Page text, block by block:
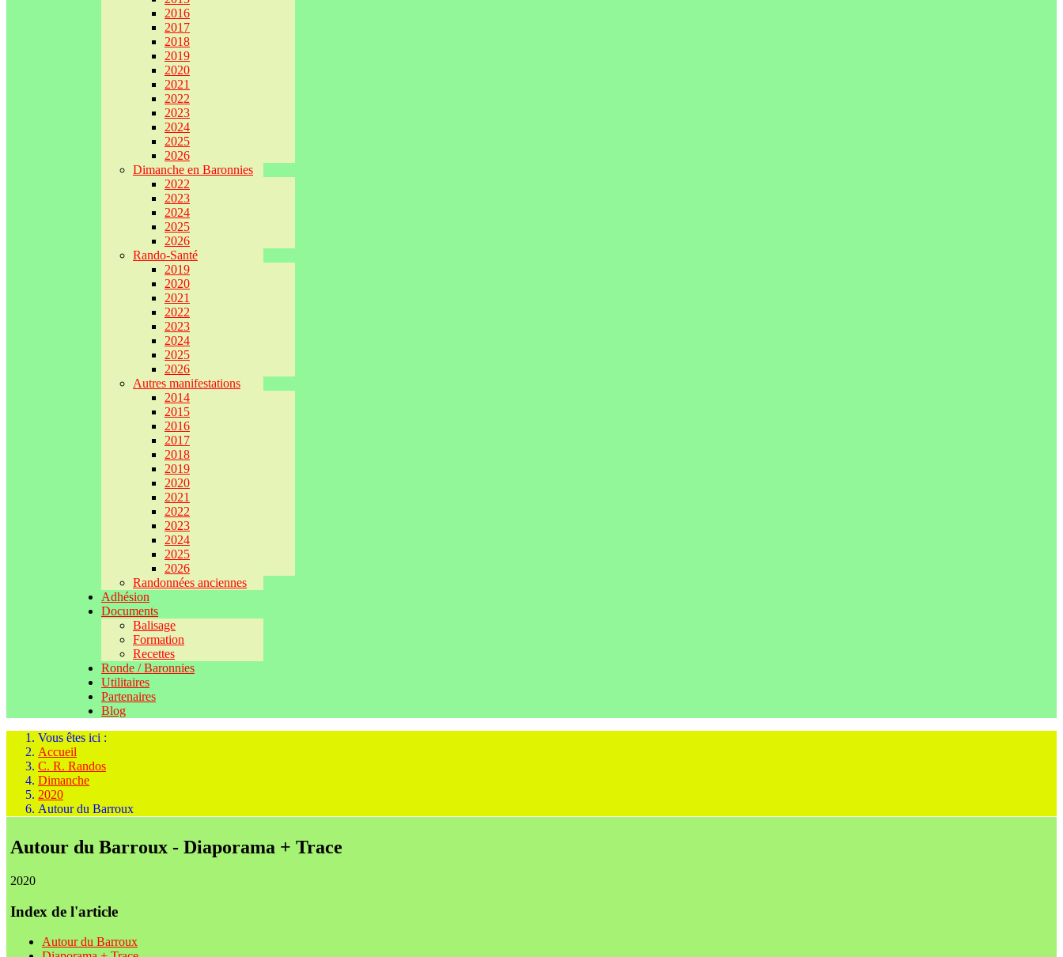
2016
2017
2018
2019
2020
2021
2022
2023
2024
2025
2026
Dimanche en Baronnies
2022
2023
2024
2025
2026
Rando-Santé
2019
2020
2021
2022
2023
2024
2025
2026
Autres manifestations
2014
2015
2016
2017
2018
2019
2020
2021
2022
2023
2024
2025
2026
Randonnées anciennes
Adhésion
Documents
Balisage
Formation
Recettes
Ronde / Baronnies
Utilitaires
Partenaires
Blog
Vous êtes ici :
Accueil
C. R. Randos
Dimanche
2020
Autour du Barroux
Autour du Barroux - Diaporama + Trace
2020
Index de l'article
Autour du Barroux